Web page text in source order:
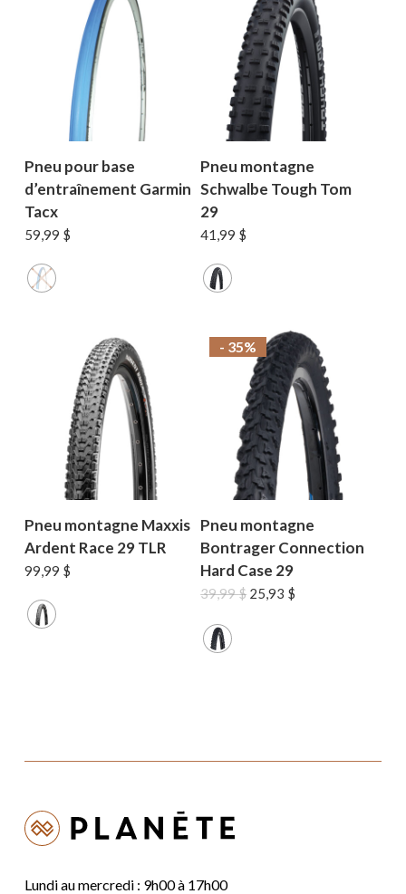
Pneu pour base
d’entraînement Garmin
Tacx
59,99 $
Pneu montagne
Schwalbe Tough Tom
29
41,99 $
Pneu montagne Maxxis
Ardent Race 29 TLR
99,99 $
- 35%
Pneu montagne
Bontrager Connection
Hard Case 29
39,99$ Le
25,93 $
Lundi au mercredi : 9h00 à 17h00